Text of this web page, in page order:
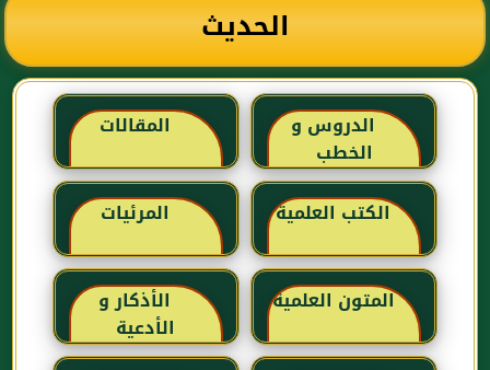
الحديث
الدروس و
الخطب
المقالات
الكتب العلمية المرئيات
المتون العلمية
الأذكار و
الأدعية